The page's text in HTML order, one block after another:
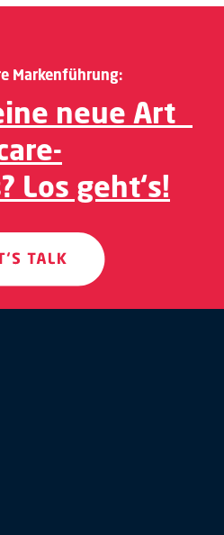
Markenführung:
neue Art
Los geht‘s!